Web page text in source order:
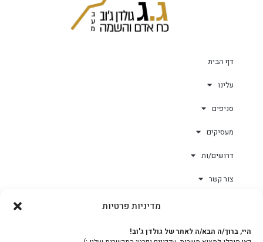
מדיניות פרטיות
היי, ברוך/ה הבא/ה לאתר של גולדן ג'וב!
דף הבית
עלינו
סניפים
מעסיקים
דרושים/ות
צור קשר